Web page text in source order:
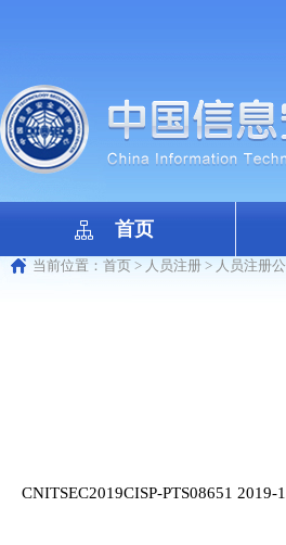
首页
当前位置： 首页 > 人员注册 > 人员注册
CNITSEC2019CISP-PTS08651